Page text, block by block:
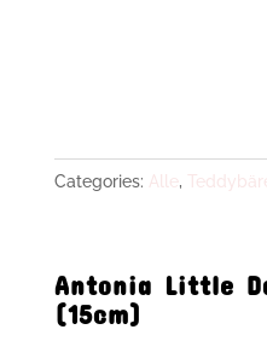
Categories: Alle ,
Antonia Little
(15cm)